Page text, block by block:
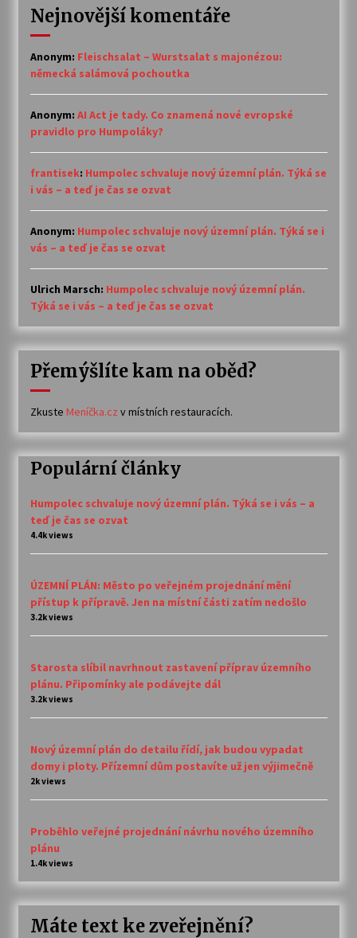
Nejnovější komentáře
Anonym: Fleischsalat – Wurstsalat s majonézou:
německá salámová pochoutka
Anonym: AI Act je tady. Co znamená nové evropské
pravidlo pro Humpoláky?
frantisek: Humpolec schvaluje nový územní plán. Týká se
i vás – a teď je čas se ozvat
Anonym: Humpolec schvaluje nový územní plán. Týká se i
vás – a teď je čas se ozvat
Ulrich Marsch: Humpolec schvaluje nový územní plán.
Týká se i vás – a teď je čas se ozvat
Přemýšlíte kam na oběd?
Zkuste Meníčka.cz v místních restauracích.
Populární články
Humpolec schvaluje nový územní plán. Týká se i vás – a
teď je čas se ozvat
4.4k views
ÚZEMNÍ PLÁN: Město po veřejném projednání mění
přístup k přípravě. Jen na místní části zatím nedošlo
3.2k views
Starosta slíbil navrhnout zastavení příprav územního
plánu. Připomínky ale podávejte dál
3.2k views
Nový územní plán do detailu řídí, jak budou vypadat
domy i ploty. Přízemní dům postavíte už jen výjimečně
2k views
Proběhlo veřejné projednání návrhu nového územního
plánu
1.4k views
Máte text ke zveřejnění?